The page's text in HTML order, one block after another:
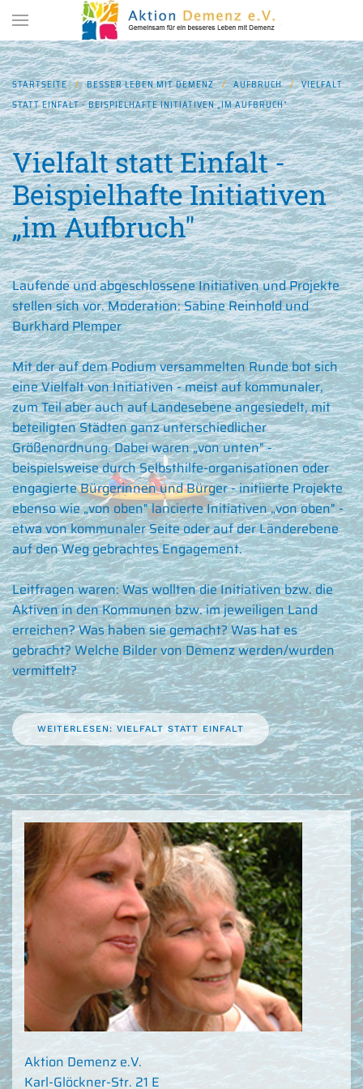
Zum Hauptinhalt springen
STARTSEITE BESSER LEBEN MIT DEMENZ AUFBRUCH
VIELFALT
STATT EINFALT - BEISPIELHAFTE INITIATIVEN „IM AUFBRUCH"
Vielfalt statt Einfalt -
Beispielhafte Initiativen
„im Aufbruch"
Laufende und abgeschlossene Initiativen und Projekte
stellen sich vor. Moderation: Sabine Reinhold und
Burkhard Plemper
Mit der auf dem Podium versammelten Runde bot sich
eine Vielfalt von Initiativen - meist auf kommunaler,
zum Teil aber auch auf Landesebene angesiedelt, mit
beteiligten Städten ganz unterschiedlicher
Größenordnung. Dabei waren „von unten" -
beispielsweise durch Selbsthilfe-organisationen oder
engagierte Bürgerinnen und Bürger - initiierte Projekte
ebenso wie „von oben" lancierte Initiativen „von oben" -
etwa von kommunaler Seite oder auf der Länderebene
auf den Weg gebrachtes Engagement.
Leitfragen waren: Was wollten die Initiativen bzw. die
Aktiven in den Kommunen bzw. im jeweiligen Land
erreichen? Was haben sie gemacht? Was hat es
gebracht? Welche Bilder von Demenz werden/wurden
vermittelt?
WEITERLESEN: VIELFALT STATT EINFALT
Aktion Demenz e.V.
Karl-Glöckner-Str. 21 E